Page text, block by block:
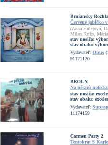
Brniansky
Červené jabĺčko
(Anna Hulejová,
Milan Križo,
stav nosiča:
stav obalu:
Vydavateľ: Opus
91171120
BROLN
Na pěknú
stav nosiča:
stav obalu:
Vydavateľ:
11174159
Carmen Party 2
Tentokrát S